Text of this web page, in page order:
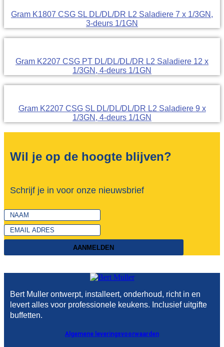
Gram K1807 CSG SL DL/DL/DR L2 Saladiere 7 x 1/3GN,
3-deurs 1/1GN
Gram K2207 CSG PT DL/DL/DL/DR L2 Saladiere 12 x
1/3GN, 4-deurs 1/1GN
Gram K2207 CSG SL DL/DL/DL/DR L2 Saladiere 9 x
1/3GN, 4-deurs 1/1GN
Wil je op de hoogte blijven?
Schrijf je in voor onze nieuwsbrief
AANMELDEN
Bert Muller ontwerpt, installeert, onderhoud, richt in en
levert alles voor professionele keukens. Inclusief uitgifte
buffetten.
Algemene leveringsvoorwaarden